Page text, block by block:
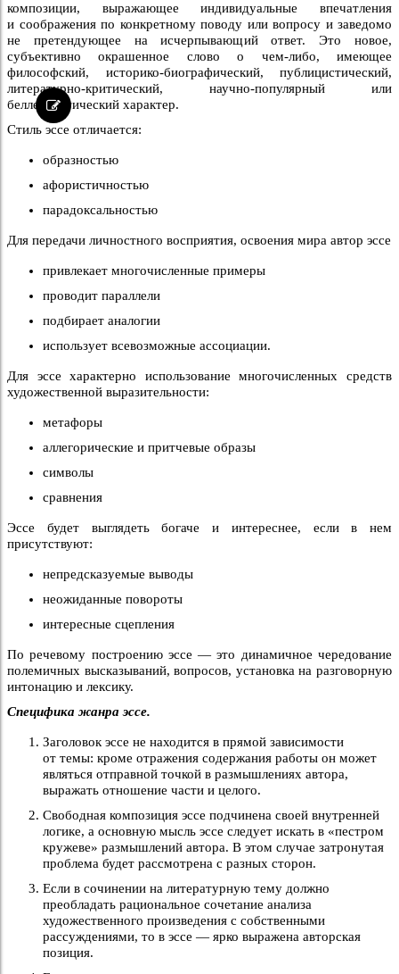
композиции, выражающее индивидуальные впечатления
и соображения по конкретному поводу или вопросу и заведомо
не претендующее на исчерпывающий ответ. Это новое,
субъективно окрашенное слово о чем-либо, имеющее
философский, историко-биографический, публицистический,
литературно-критический, научно-популярный или
беллетристический характер.
Стиль эссе отличается:
образностью
афористичностью
парадоксальностью
Для передачи личностного восприятия, освоения мира автор эссе
привлекает многочисленные примеры
проводит параллели
подбирает аналогии
использует всевозможные ассоциации.
Для эссе характерно использование многочисленных средств
художественной выразительности:
метафоры
аллегорические и притчевые образы
символы
сравнения
Эссе будет выглядеть богаче и интереснее, если в нем
присутствуют:
непредсказуемые выводы
неожиданные повороты
интересные сцепления
По речевому построению эссе — это динамичное чередование
полемичных высказываний, вопросов, установка на разговорную
интонацию и лексику.
Специфика жанра эссе.
Заголовок эссе не находится в прямой зависимости
от темы: кроме отражения содержания работы он может
являться отправной точкой в размышлениях автора,
выражать отношение части и целого.
Свободная композиция эссе подчинена своей внутренней
логике, а основную мысль эссе следует искать в «пестром
кружеве» размышлений автора. В этом случае затронутая
проблема будет рассмотрена с разных сторон.
Если в сочинении на литературную тему должно
преобладать рациональное сочетание анализа
художественного произведения с собственными
рассуждениями, то в эссе — ярко выражена авторская
позиция.